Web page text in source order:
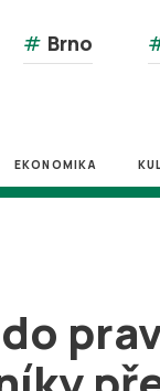
# Brno
EKONOMIKA